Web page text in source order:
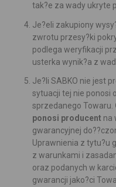
tak?e za wady ukryte
Je?eli zakupiony
zwrotu przesy?ki
podlega weryfikacji
usterka wynik?a z
Je?li SABKO nie jest
sytuacji tej nie ponosi
sprzedanego Towaru.
ponosi producent na
gwarancyjnej
Uprawnienia z tytu?u
z warunkami i
oraz podanych w
gwarancji jako?ci